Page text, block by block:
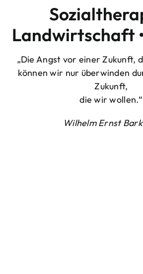
Landwirtschaft
„Die Angst vor einer Zukunft,
können wir nur überwinden
Zukunft,
die wir wollen.“
Wilhelm Ernst